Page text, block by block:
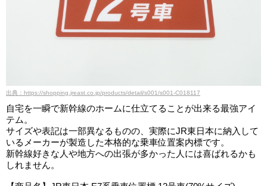
出典：https://shopping.jreast.co.jp/products/detail/s001/s001-C018117
自宅を一瞬で新幹線のホームに仕立てることが出来る最強アイ
テム。
サイズや表記は一部異なるものの、実際にJR東日本に納入して
いるメーカーが製造した本格的な乗車位置案内標です。
新幹線好きな人や地方への出張が多かった人には喜ばれるかも
しれません。